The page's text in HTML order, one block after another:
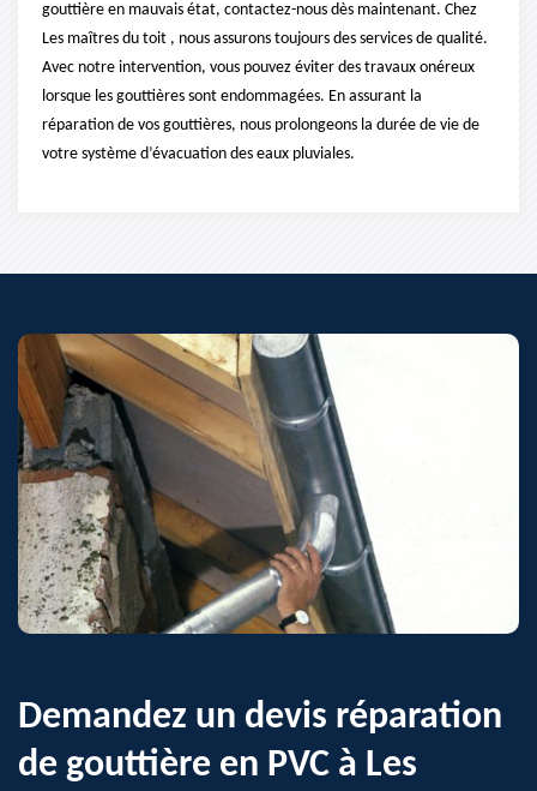
gouttière en mauvais état, contactez-nous dès maintenant. Chez
Les maîtres du toit , nous assurons toujours des services de qualité.
Avec notre intervention, vous pouvez éviter des travaux onéreux
lorsque les gouttières sont endommagées. En assurant la
réparation de vos gouttières, nous prolongeons la durée de vie de
votre système d’évacuation des eaux pluviales.
Demandez un devis réparation
de gouttière en PVC à Les